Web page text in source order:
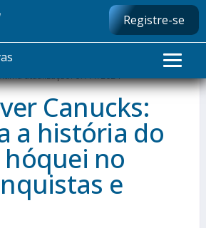
Registre-se
LIBERTADORES
atualização: 07/11/2024
Canucks:
a história do
no
e